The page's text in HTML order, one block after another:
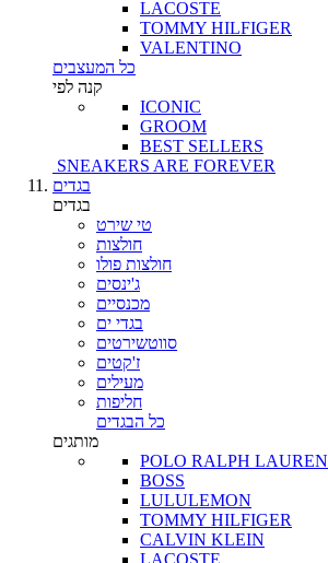
LACOSTE
TOMMY HILFIGER
VALENTINO
כל המעצבים
קנה לפי
ICONIC
GROOM
BEST SELLERS
SNEAKERS ARE FOREVER
בגדים
בגדים
טי שירט
חולצות
חולצות פולו
ג'ינסים
מכנסיים
בגדי ים
סווטשירטים
ז'קטים
מעילים
חליפות
כל הבגדים
מותגים
POLO RALPH LAUREN
BOSS
LULULEMON
TOMMY HILFIGER
CALVIN KLEIN
LACOSTE